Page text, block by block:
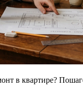
в квартире?